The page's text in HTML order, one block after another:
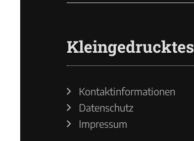
Kleingedrucktes
Kontaktinformationen
Datenschutz
Impressum